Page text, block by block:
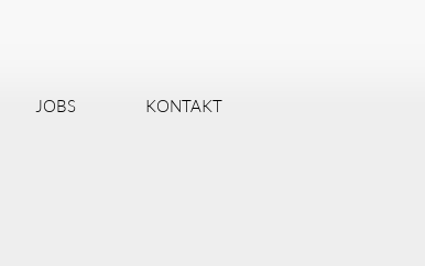
JOBS KONTAKT